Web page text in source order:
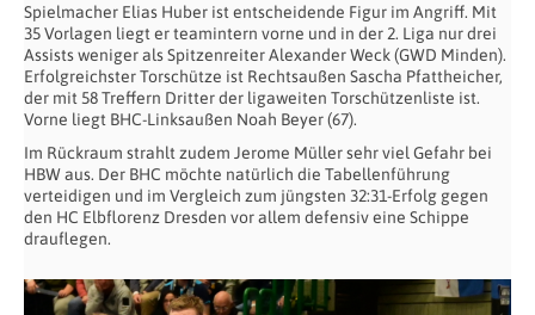
Spielmacher Elias Huber ist entscheidende Figur im Angriff. Mit
35 Vorlagen liegt er teamintern vorne und in der 2. Liga nur drei
Assists weniger als Spitzenreiter Alexander Weck (GWD Minden).
Erfolgreichster Torschütze ist Rechtsaußen Sascha Pfattheicher,
der mit 58 Treffern Dritter der ligaweiten Torschützenliste ist.
Vorne liegt BHC-Linksaußen Noah Beyer (67).
Im Rückraum strahlt zudem Jerome Müller sehr viel Gefahr bei
HBW aus. Der BHC möchte natürlich die Tabellenführung
verteidigen und im Vergleich zum jüngsten 32:31-Erfolg gegen
den HC Elbflorenz Dresden vor allem defensiv eine Schippe
drauflegen.